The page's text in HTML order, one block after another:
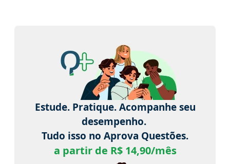
Estude. Pratique. Acompanhe seu
desempenho.
Tudo isso no Aprova Questões.
a partir de R$ 14,90/mês